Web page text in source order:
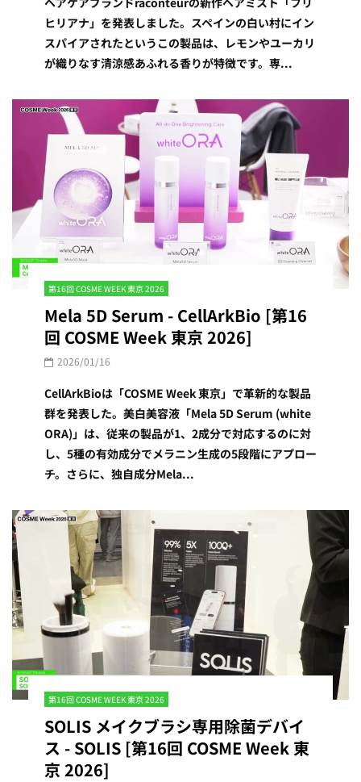
ヒリアナ」を発表しました。スペインの白い村にイン
スパイアされたというこの製品は、レモンやユーカリ
が織りなす清涼感あふれる香りが特徴です。専...
第16回 COSME WEEK 東京 2026
Mela 5D Serum - CellArkBio [第16
回 COSME Week 東京 2026]
2026/01/16
CellArkBioは「COSME Week 東京」で革新的な製品
群を発表した。美白美容液「Mela 5D Serum (white
ORA)」は、従来の製品が1、2成分で対応するのに対
し、5種の有効成分でメラニン生成の5段階にアプロー
チ。さらに、独自成分Mela...
第16回 COSME WEEK 東京 2026
SOLIS メイクブラシ専用除菌デバイ
ス - SOLIS [第16回 COSME Week 東
京 2026]